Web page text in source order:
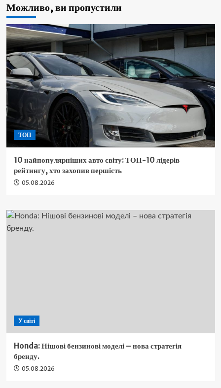
Можливо, ви пропустили
ТОП
10 найпопулярніших авто світу: ТОП-10 лідерів
рейтингу, хто захопив першість
05.08.2026
У світі
Honda: Нішові бензинові моделі – нова стратегія
бренду.
05.08.2026